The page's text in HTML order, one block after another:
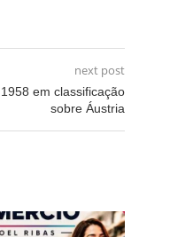
next post
em classificação
sobre Áustria